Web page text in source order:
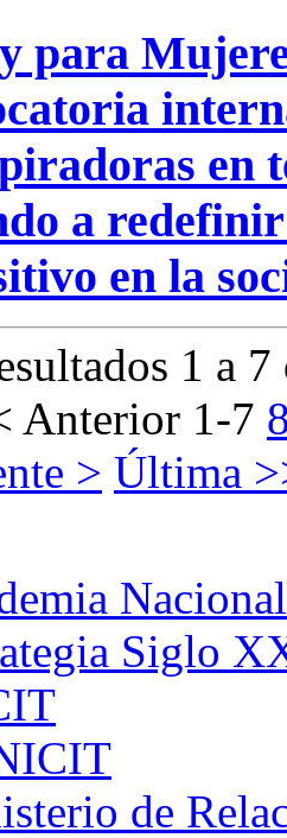
para
en
a
en la
1 a
Anterior 1-7
> Última
Siglo
de